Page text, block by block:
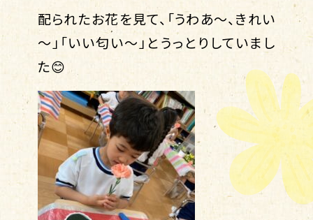
配られたお花を見て、「うわあ～、きれい
～」「いい匂い～」とうっとりしていまし
た😊